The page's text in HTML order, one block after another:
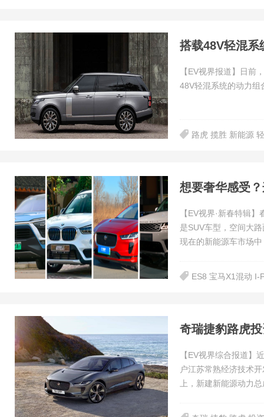
搭载48V轻混系
【EV视界报道】日前
48V轻混系统的动力组
路虎 揽胜 新能源
想要奢华感受
【EV视界·新春特辑
是SUV车型，空间大
现在的新能源车市场
ES8 宝马X1混动 I-
奇瑞捷豹路虎
【EV视界综合报道】
户江苏常熟经济技术
上，新建新能源动力